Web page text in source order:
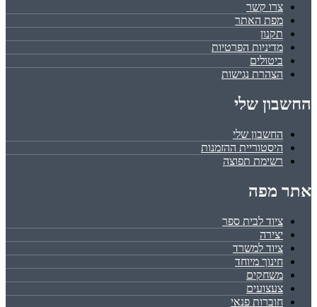
צרו קשר
מפת האתר
תקנון
מדיניות הפרטיות
ביטולים
הצהרת נגישות
החשבון שלי
החשבון שלי
היסטוריית ההזמנות
רשימת תפוצה
אתר מפה
ציוד לבית ספר
יצירה
ציוד למשרד
חינוך מיוחד
משחקים
צעצועים
חוברות פנאי